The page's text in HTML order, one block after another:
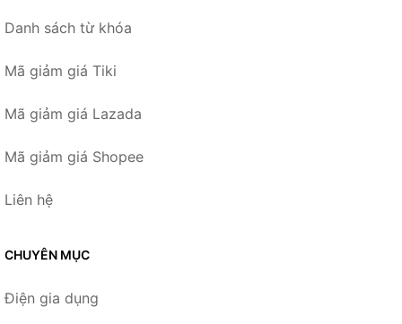
Danh sách từ khóa
Mã giảm giá Tiki
Mã giảm giá Lazada
Mã giảm giá Shopee
Liên hệ
CHUYÊN MỤC
Điện gia dụng